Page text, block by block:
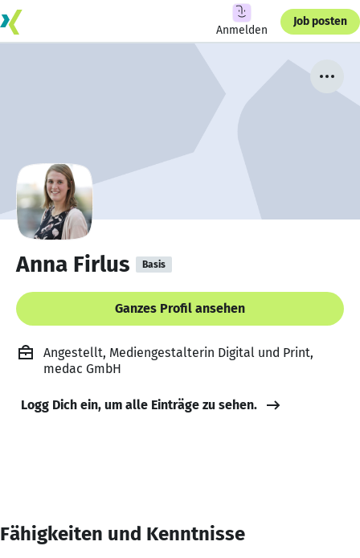
Anmelden
Job posten
Anna Firlus Basis
Ganzes Profil ansehen
Angestellt, Mediengestalterin Digital und Print,
medac GmbH
Logg Dich ein, um alle Einträge zu sehen.
Fähigkeiten und Kenntnisse